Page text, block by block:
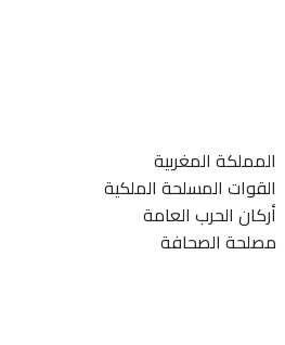
المملكة المغربية
القوات المسلحة الملكية
أركان الحرب العامة
مصلحة الصحافة